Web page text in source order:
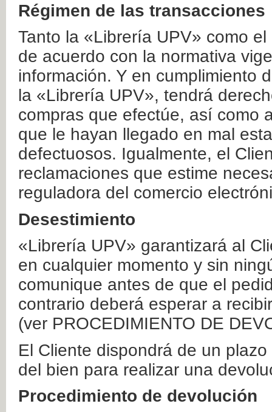
Régimen de las transacciones
Tanto la «Librería UPV» como
de acuerdo con la normativa
información. Y en cumplimiento
la «Librería UPV», tendrá
compras que efectúe, así como
que le hayan llegado en mal
defectuosos. Igualmente, el
reclamaciones que estime
reguladora del comercio
Desestimiento
«Librería UPV» garantizará al
en cualquier momento y sin
comunique antes de que el
contrario deberá esperar a
(ver PROCEDIMIENTO DE
El Cliente dispondrá de un
del bien para realizar una
Procedimiento de devolución